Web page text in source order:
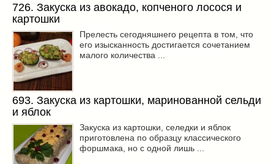
726. Закуска из авокадо, копченого лосося и
картошки
Прелесть сегодняшнего рецепта в том, что
его изысканность достигается сочетанием
малого количества ...
693. Закуска из картошки, маринованной сельди
и яблок
Закуска из картошки, селедки и яблок
приготовлена по образцу классического
форшмака, но с одной лишь ...